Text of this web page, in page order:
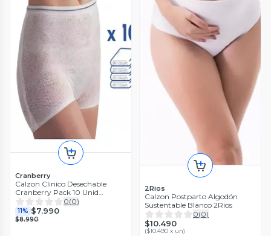
Cranberry
Calzon Clinico Desechable
Cranberry Pack 10 Unid
Postparto
0(0)
11% $7.990
$8.990
2Rios
Calzon Postparto Algodón
Sustentable Blanco 2Rios
0(0)
$10.490
($10.490 x un)